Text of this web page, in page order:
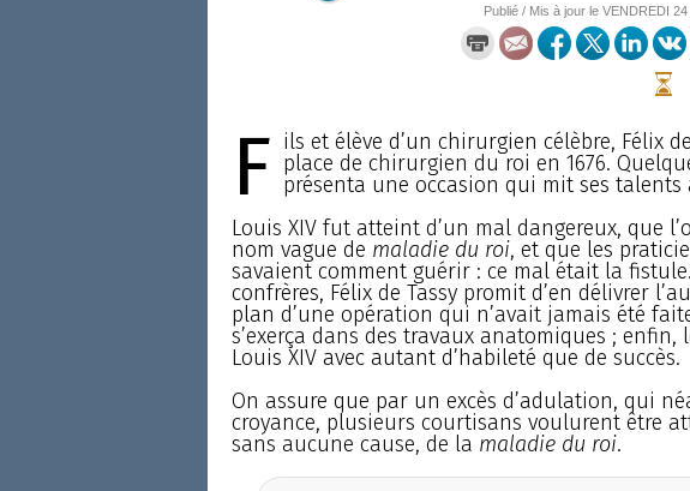
Publié / Mis à jour le VENDREDI 24
F ils et élève d’un chirurgien célèbre, Félix
place de chirurgien du roi en 1676.
présenta une occasion qui mit ses talents
Louis XIV fut atteint d’un mal dangereux, que
nom vague de maladie du roi, et que les
savaient comment guérir : ce mal était la
confrères, Félix de Tassy promit d’en délivrer
plan d’une opération qui n’avait jamais été
s’exerça dans des travaux anatomiques ; enfin,
Louis XIV avec autant d’habileté que de succès.
On assure que par un excès d’adulation, qui
croyance, plusieurs courtisans voulurent être
sans aucune cause, de la maladie du roi.